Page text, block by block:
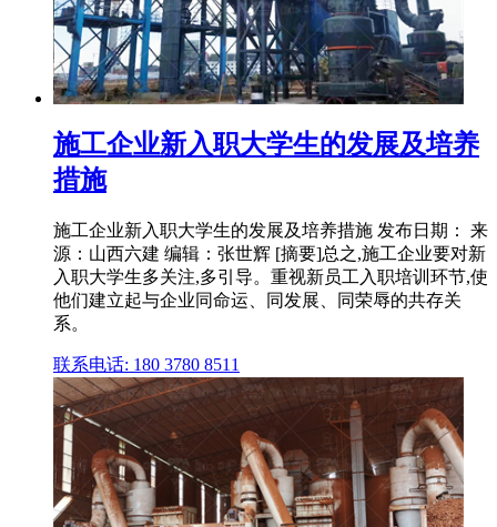
施工企业新入职大学生的发展及培养
措施
施工企业新入职大学生的发展及培养措施 发布日期： 来
源：山西六建 编辑：张世辉 [摘要]总之,施工企业要对新
入职大学生多关注,多引导。重视新员工入职培训环节,使
他们建立起与企业同命运、同发展、同荣辱的共存关
系。
联系电话: 180 3780 8511